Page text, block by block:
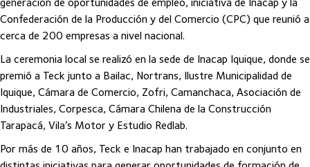
Confederación de la Producción y del Comercio (CPC) que reunió a
cerca de 200 empresas a nivel nacional.
La ceremonia local se realizó en la sede de Inacap Iquique, donde se
premió a Teck junto a Bailac, Nortrans, Ilustre Municipalidad de
Iquique, Cámara de Comercio, Zofri, Camanchaca, Asociación de
Industriales, Corpesca, Cámara Chilena de la Construcción
Tarapacá, Vila’s Motor y Estudio Redlab.
Por más de 10 años, Teck e Inacap han trabajado en conjunto en